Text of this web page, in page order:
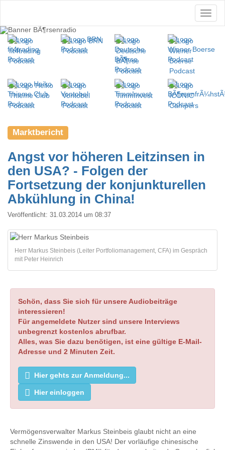
Marktbericht
Angst vor höheren Leitzinsen in
den USA? - Folgen der
Fortsetzung der konjunkturellen
Abkühlung in China!
Veröffentlicht: 31.03.2014 um 08:37
Herr Markus Steinbeis (Leiter Portfoliomanagement, CFA) im Gespräch
mit Peter Heinrich
Schön, dass Sie sich für unsere Audiobeiträge
interessieren!
Für angemeldete Nutzer sind unsere Interviews
unbegrenzt kostenlos abrufbar.
Alles, was Sie dazu benötigen, ist eine gültige E-Mail-
Adresse und 2 Minuten Zeit.
Hier gehts zur Anmeldung...
Hier einloggen
Vermögensverwalter Markus Steinbeis glaubt nicht an eine
schnelle Zinswende in den USA! Der vorläufige chinesische